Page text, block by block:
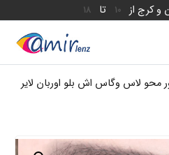
و کرج از 10 تا 18
محو لاس وگاس اش بلو اوربان لایر